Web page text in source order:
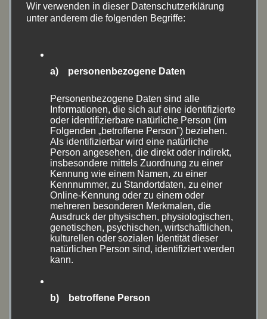
Mai 2022(1)
August 2021(14)
Juli 2021(1)
Juni 2021(3)
Mai 2021(4)
September 2020(1)
August 2020(18)
Juni 2020(10)
Wir verwenden in dieser Datenschutzerklärung
unter anderem die folgenden Begriffe:
a) personenbezogene Daten
Personenbezogene Daten sind alle
Informationen, die sich auf eine identifizierte
oder identifizierbare natürliche Person (im
Folgenden „betroffene Person") beziehen.
Als identifizierbar wird eine natürliche
Person angesehen, die direkt oder indirekt,
insbesondere mittels Zuordnung zu einer
Kennung wie einem Namen, zu einer
Kennnummer, zu Standortdaten, zu einer
Online-Kennung oder zu einem oder
mehreren besonderen Merkmalen, die
Ausdruck der physischen, physiologischen,
genetischen, psychischen, wirtschaftlichen,
kulturellen oder sozialen Identität dieser
natürlichen Person sind, identifiziert werden
kann.
b) betroffene Person